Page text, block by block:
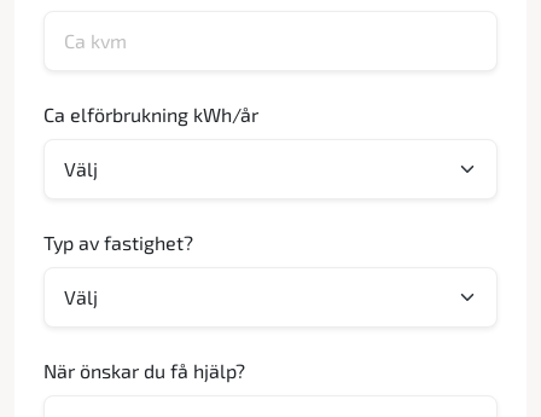
Ca elförbrukning kWh/år
Typ av fastighet?
När önskar du få hjälp?